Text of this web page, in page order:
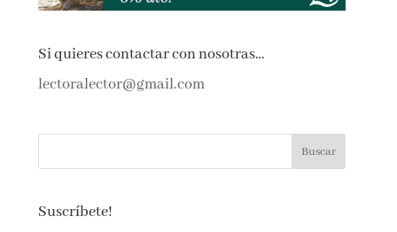
Si quieres contactar con nosotras…
lectoralector@gmail.com
Suscríbete!